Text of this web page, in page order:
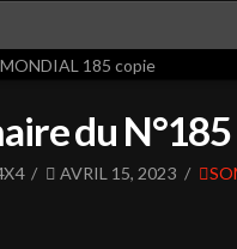
du N°185
AVRIL 15, 2023